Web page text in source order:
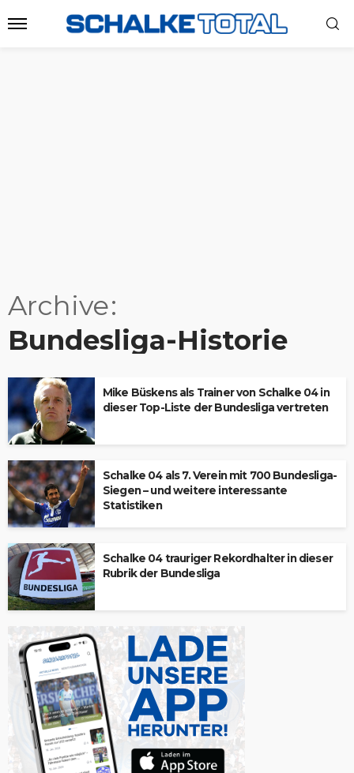
Archive
Bundesliga-Historie
Mike Büskens als Trainer von Schalke 04 in
dieser Top-Liste der Bundesliga vertreten
Schalke 04 als 7. Verein mit 700 Bundesliga-
Siegen – und weitere interessante
Statistiken
Schalke 04 trauriger Rekordhalter in dieser
Rubrik der Bundesliga